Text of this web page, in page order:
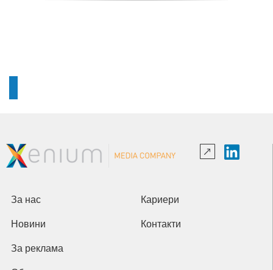
За нас Кариери
Новини Контакти
За реклама